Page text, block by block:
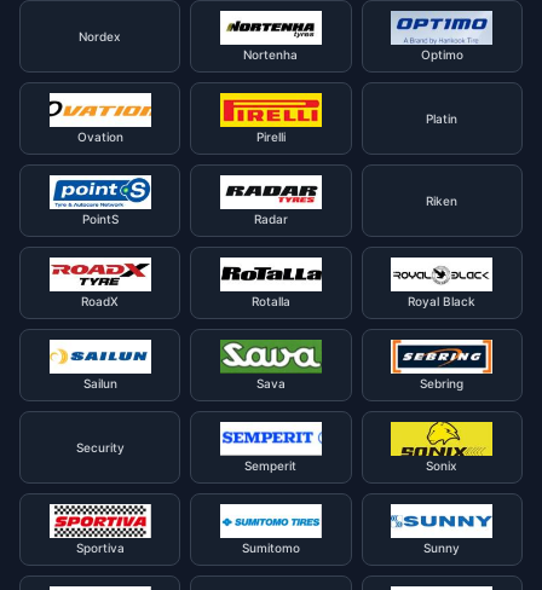
Nordex
Nortenha
Optimo
Ovation Pirelli
Platin
PointS Radar
Riken
RoadX Rotalla Royal Black
Sailun Sava Sebring
Security
Semperit
Sonix
Sportiva Sumitomo Sunny